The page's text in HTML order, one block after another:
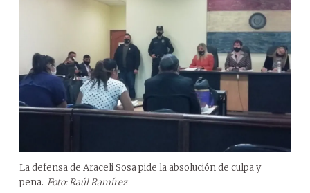
La defensa de Araceli Sosa pide la absolución de culpa y
pena. Foto: Raúl Ramírez